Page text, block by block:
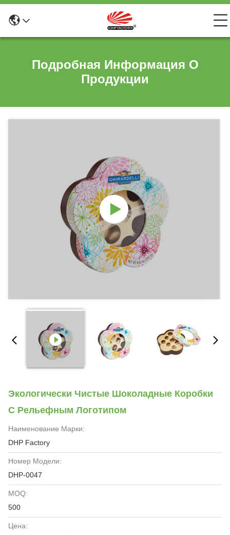
Подробная Информация О
Продукции
Экологически Чистые Шоколадные Коробки
С Рельефным Логотипом
Наименование Марки:
DHP Factory
Номер Модели:
DHP-0047
MOQ:
500
Цена: